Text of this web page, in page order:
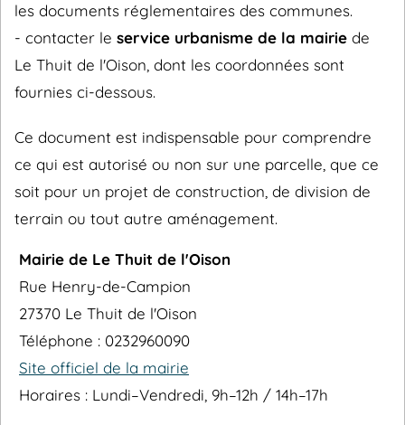
les documents réglementaires des communes.
- contacter le service urbanisme de la mairie de
Le Thuit de l'Oison, dont les coordonnées sont
fournies ci-dessous.
Ce document est indispensable pour comprendre
ce qui est autorisé ou non sur une parcelle, que ce
soit pour un projet de construction, de division de
terrain ou tout autre aménagement.
Mairie de Le Thuit de l'Oison
Rue Henry-de-Campion
27370 Le Thuit de l'Oison
Téléphone : 0232960090
Site officiel de la mairie
Horaires : Lundi–Vendredi, 9h–12h / 14h–17h